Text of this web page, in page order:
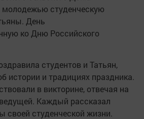
молодежью студенческую
День
ко Дню Российского
студентов и Татьян,
истории и традициях праздника.
в викторине, отвечая на
Каждый рассказал
своей студенческой жизни.